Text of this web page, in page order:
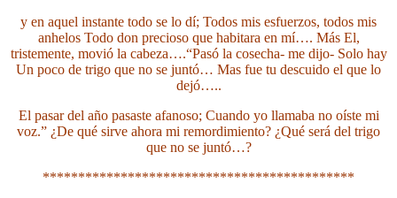
y en aquel instante todo se lo dí; Todos mis esfuerzos, todos mis
anhelos Todo don precioso que habitara en mí…. Más El,
tristemente, movió la cabeza….“Pasó la cosecha- me dijo- Solo hay
Un poco de trigo que no se juntó… Mas fue tu descuido el que lo
dejó…..
El pasar del año pasaste afanoso; Cuando yo llamaba no oíste mi
voz.” ¿De qué sirve ahora mi remordimiento? ¿Qué será del trigo
que no se juntó…?
********************************************